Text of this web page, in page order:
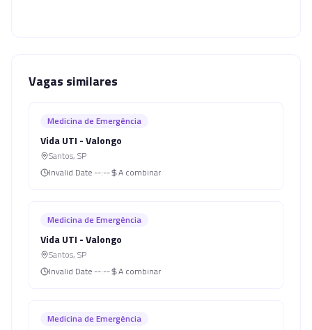
Vagas similares
Medicina de Emergência
Vida UTI - Valongo
Santos, SP
Invalid Date --:-- A combinar
Medicina de Emergência
Vida UTI - Valongo
Santos, SP
Invalid Date --:-- A combinar
Medicina de Emergência